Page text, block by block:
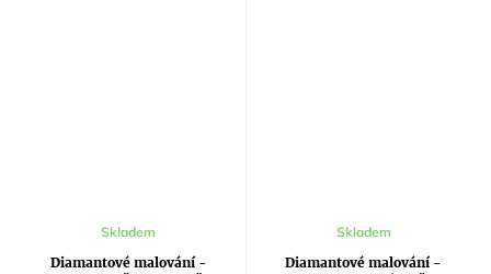
Diamantové malování -
Skladem
Diamantové malování -
Skladem